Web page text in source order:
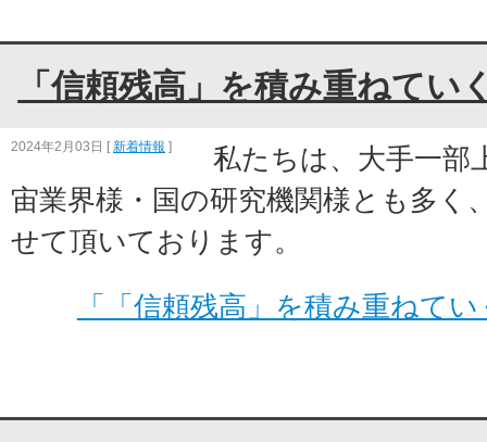
「信頼残高」を積み重ねてい
2024年2月03日 [ 新着情報 ]
私たちは、大手一部
宙業界様・国の研究機関様とも多く
せて頂いております。
「「信頼残高」を積み重ねて